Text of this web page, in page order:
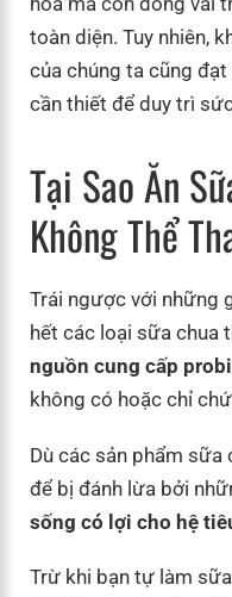
toàn diện. Tuy nhiên,
của chúng ta cũng
cần thiết để duy trì
Tại Sao Ăn
Không Thể
Trái ngược với những
hết các loại sữa chua
nguồn cung cấp
không có hoặc chỉ
Dù các sản phẩm sữa
để bị đánh lừa bởi
sống có lợi cho hệ
Trừ khi bạn tự làm